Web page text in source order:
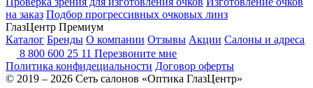
на заказ Подбор прогрессивных очковых линз
ГлазЦентр Премиум
Каталог Бренды О компании Отзывы Акции Салоны и адреса
8 800 600 25 11 Перезвоните мне
Политика конфидециальности Договор оферты
© 2019 – 2026 Сеть салонов «Оптика ГлазЦентр»